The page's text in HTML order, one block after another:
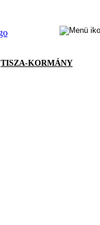
TISZA-KORMÁNY